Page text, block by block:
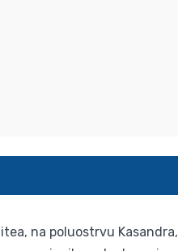
na poluostrvu